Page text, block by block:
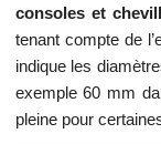
consoles et
tenant compte de
indique les
exemple 60 mm
pleine pour